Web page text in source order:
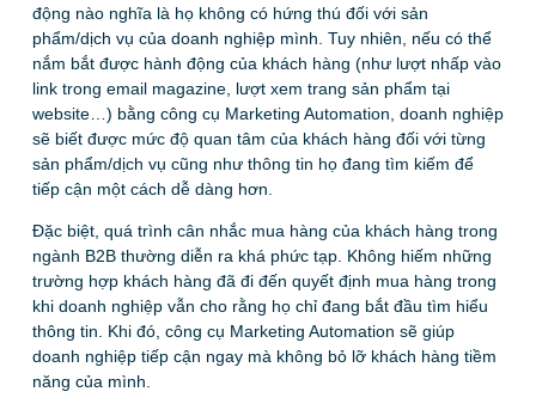
động nào nghĩa là họ không có hứng thú đối với sản
phẩm/dịch vụ của doanh nghiệp mình. Tuy nhiên, nếu có thể
nắm bắt được hành động của khách hàng (như lượt nhấp vào
link trong email magazine, lượt xem trang sản phẩm tại
website…) bằng công cụ Marketing Automation, doanh nghiệp
sẽ biết được mức độ quan tâm của khách hàng đối với từng
sản phẩm/dịch vụ cũng như thông tin họ đang tìm kiếm để
tiếp cận một cách dễ dàng hơn.
Đặc biệt, quá trình cân nhắc mua hàng của khách hàng trong
ngành B2B thường diễn ra khá phức tạp. Không hiếm những
trường hợp khách hàng đã đi đến quyết định mua hàng trong
khi doanh nghiệp vẫn cho rằng họ chỉ đang bắt đầu tìm hiểu
thông tin. Khi đó, công cụ Marketing Automation sẽ giúp
doanh nghiệp tiếp cận ngay mà không bỏ lỡ khách hàng tiềm
năng của mình.